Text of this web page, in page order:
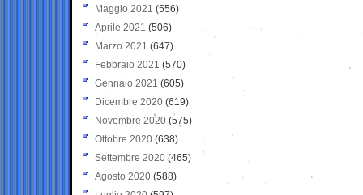
Maggio 2021 (556)
Aprile 2021 (506)
Marzo 2021 (647)
Febbraio 2021 (570)
Gennaio 2021 (605)
Dicembre 2020 (619)
Novembre 2020 (575)
Ottobre 2020 (638)
Settembre 2020(465)
Agosto 2020 (588)